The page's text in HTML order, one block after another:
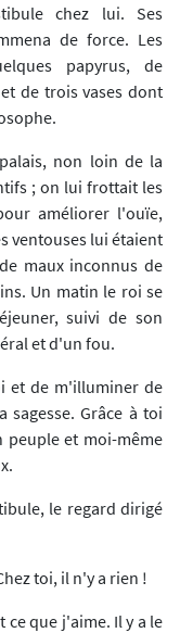
chez lui. Ses
de force. Les
papyrus, de
de trois vases dont
non loin de la
; on lui frottait les
améliorer l'ouïe,
ventouses lui étaient
maux inconnus de
Un matin le roi se
suivi de son
et d'un fou.
et de m'illuminer de
Grâce à toi
et moi-même
le regard dirigé
toi, il n'y a rien !
que j'aime. Il y a le